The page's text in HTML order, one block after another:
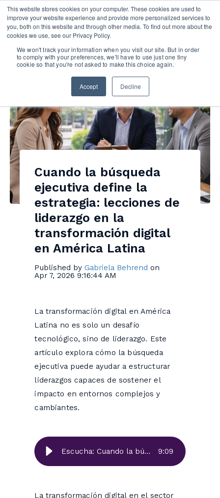
This website stores cookies on your computer. These cookies are used to
improve your website experience and provide more personalized services to
you, both on this website and through other media. To find out more about the
cookies we use, see our Privacy Policy.
We won't track your information when you visit our site. But in order
to comply with your preferences, we'll have to use just one tiny
cookie so that you're not asked to make this choice again.
Accept Decline
Cuando la búsqueda
ejecutiva define la
estrategia: lecciones de
liderazgo en la
transformación digital
en América Latina
Published byGabriela Behrendon
Apr 7, 2026 9:16:44 AM
La transformación digital en América
Latina no es solo un desafío
tecnológico, sino de liderazgo. Este
artículo explora cómo la búsqueda
ejecutiva puede ayudar a estructurar
liderazgos capaces de sostener el
impacto en entornos complejos y
cambiantes.
Escucha: Cuando la búsqueda ejecutiva define la estrategia: lecciones de liderazgo en la transformación digital en América Latina 9:09
La transformación digital en el sector